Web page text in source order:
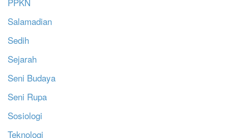
Salamadian
Sedih
Sejarah
Seni Budaya
Seni Rupa
Sosiologi
Teknologi